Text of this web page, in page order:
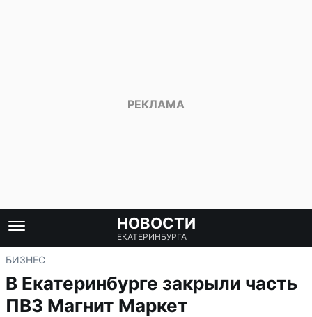
НОВОСТИ
ЕКАТЕРИНБУРГА
БИЗНЕС
В Екатеринбурге закрыли часть
ПВЗ Магнит Маркет